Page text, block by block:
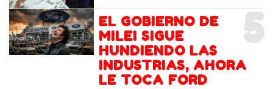
5
EL GOBIERNO DE
MILEI SIGUE
HUNDIENDO LAS
INDUSTRIAS, AHORA
LE TOCA FORD